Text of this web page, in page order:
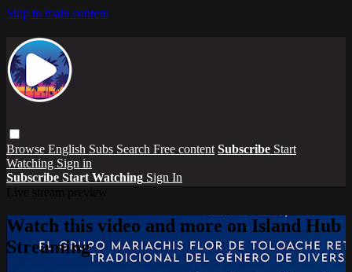
Skip to main content
Browse English Subs Search Free content Subscribe Start
Watching Sign in
Subscribe Start Watching Sign In
Watch this video and more on Island Hub
Streaming